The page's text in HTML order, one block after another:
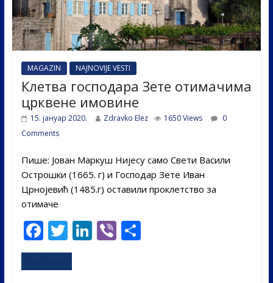
MAGAZIN NAJNOVIJE VESTI
Клетва господара Зете отимачима
црквене имовине
15. јануар 2020. Zdravko Elez 1650 Views
0
Comments
Пише: Јован Маркуш Нијесу само Свети Васили
Острошки (1665. г) и Господар Зете Иван
Црнојевић (1485.г) оставили проклетство за
отимаче
F
ac
e
T
w
itt
Li Vi S